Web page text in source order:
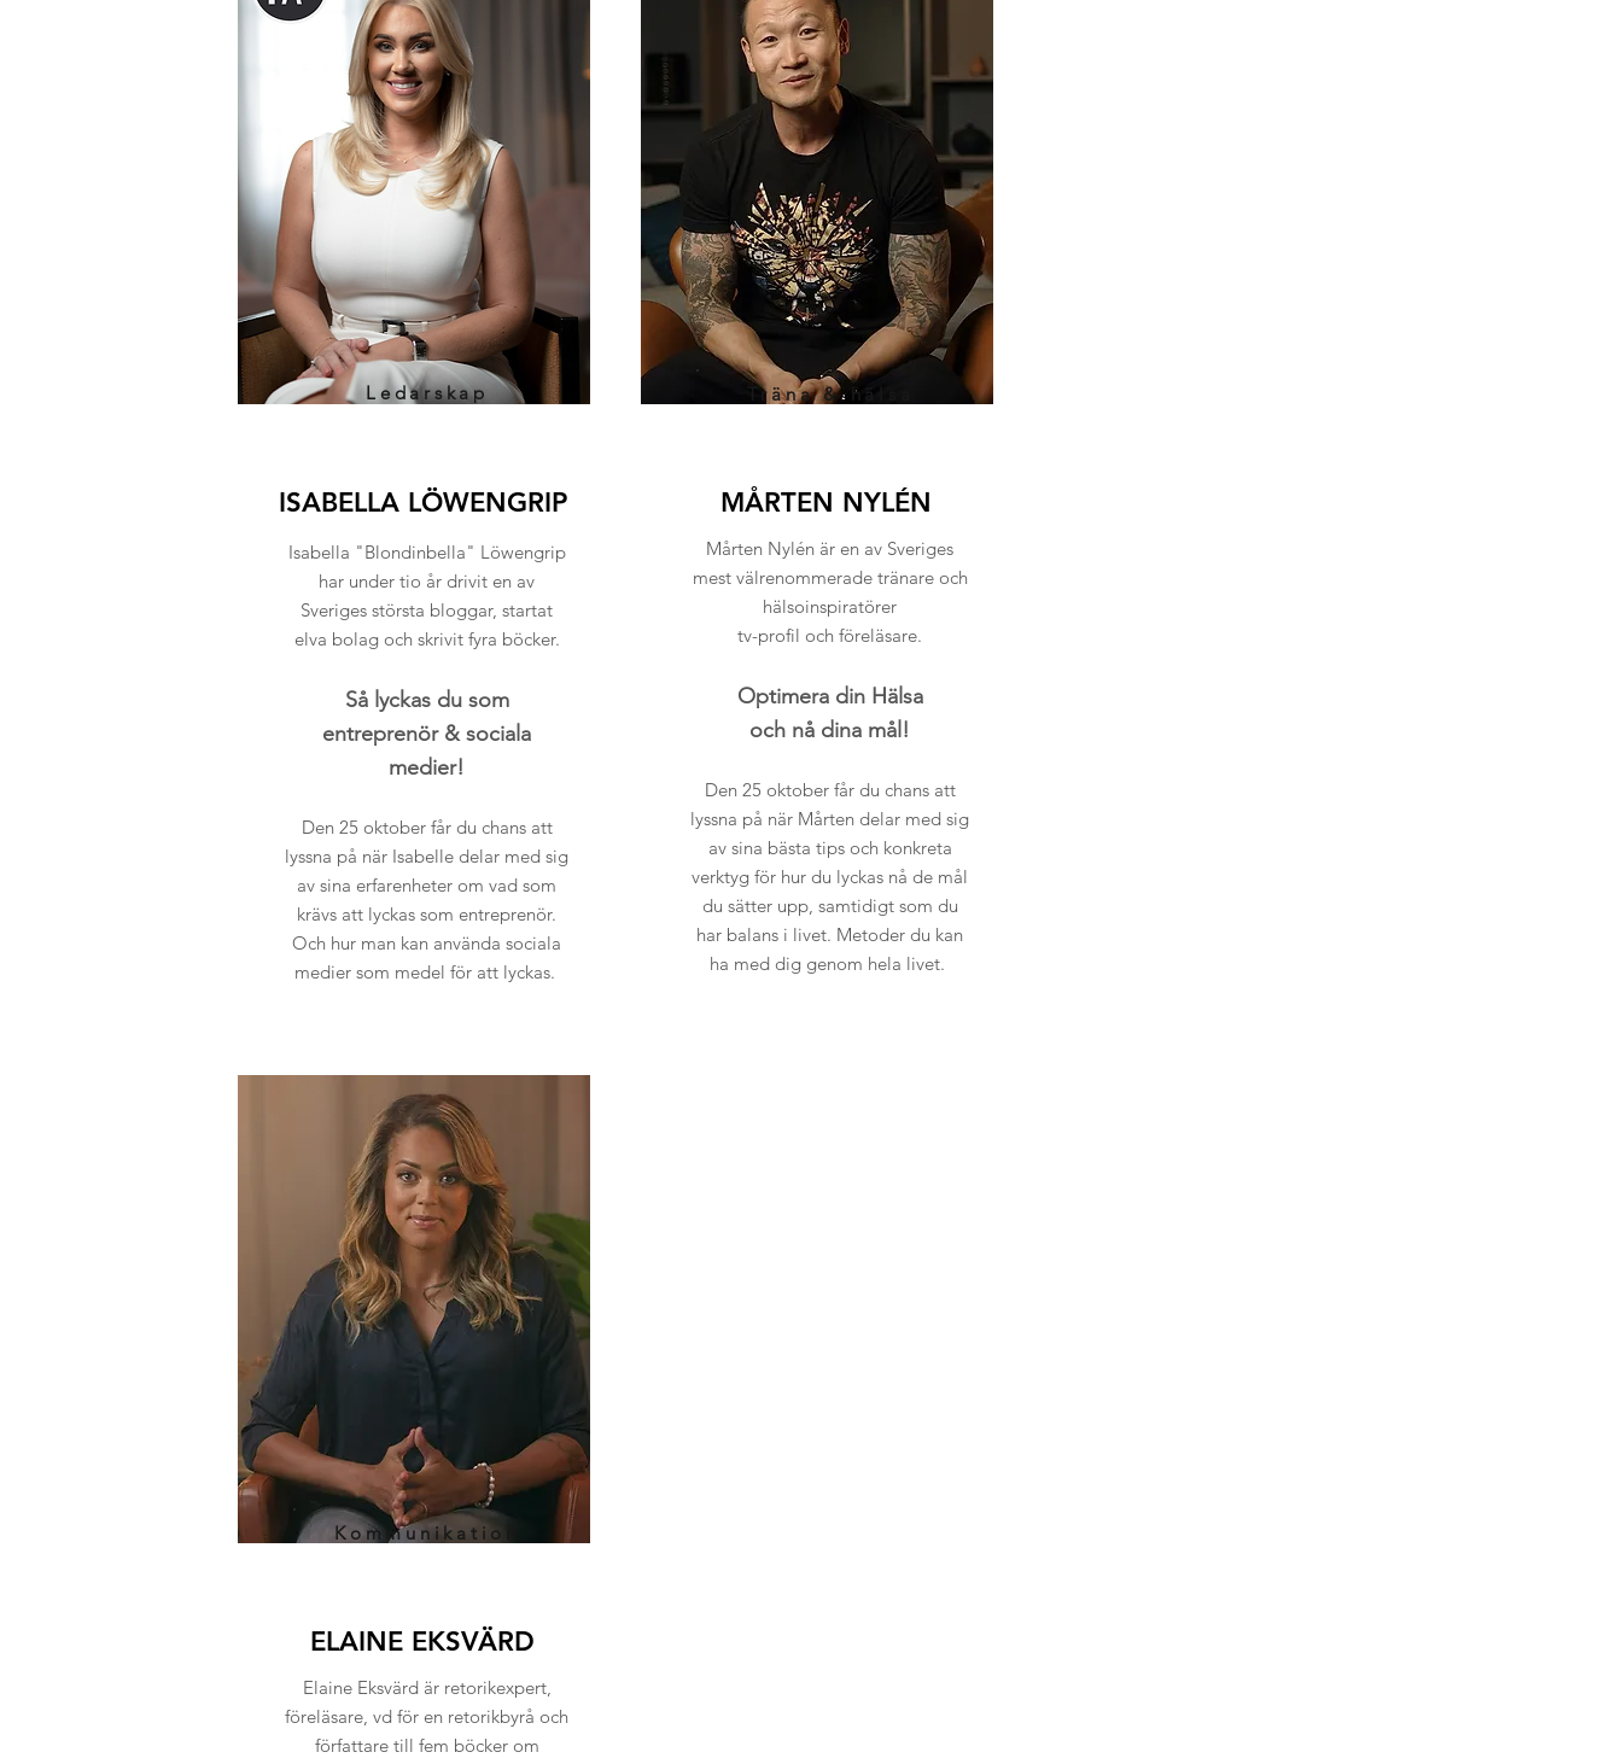
Ledarskap
ISABELLA LÖWENGRIP
Isabella "Blondinbella" Löwengrip
har under tio år drivit en av
Sveriges största bloggar, startat
elva bolag och skrivit fyra böcker.
Så lyckas du som
entreprenör & sociala
medier!
Den 25 oktober får du chans att
lyssna på när Isabelle delar med sig
av sina erfarenheter om vad som
krävs att lyckas som entreprenör.
Och hur man kan använda sociala
medier som medel för att lyckas.
Träna & hälsa
MÅRTEN NYLÉN
Mårten Nylén är en av Sveriges
mest välrenommerade tränare och
hälsoinspiratörer
tv-profil och föreläsare.
Optimera din Hälsa
och nå dina mål!
Den 25 oktober får du chans att
lyssna på när Mårten delar med sig
av sina bästa tips och konkreta
verktyg för hur du lyckas nå de mål
du sätter upp, samtidigt som du
har balans i livet. Metoder du kan
ha med dig genom hela livet.
Kommunikation
ELAINE EKSVÄRD
Elaine Eksvärd är retorikexpert,
föreläsare, vd för en retorikbyrå och
författare till fem böcker om